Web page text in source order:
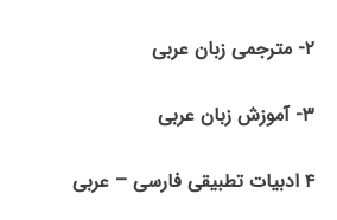
۲- مترجمی زبان عربی
۳- آموزش زبان عربی
۴ ادبیات تطبیقی فارسی – عربی